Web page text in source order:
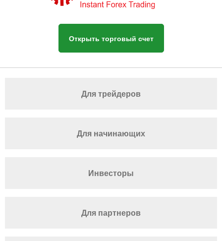
Открыть торговый счет
Для трейдеров
Для начинающих
Инвесторы
Для партнеров